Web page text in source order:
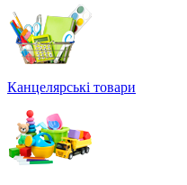
Канцелярські товари